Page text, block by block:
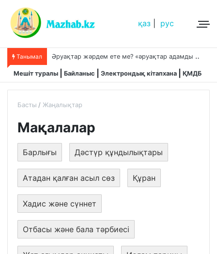
қаз рус
Танымал Ә
руақтар жәрдем ете ме? «әруақтар адамды қорғап жүреді»,-дейді сол рас па?
Мешіт туралы Байланыс Электрондық кітапхана ҚМДБ
Басты Жаңалықтар
Мақалалар
Барлығы Дәстүр құндылықтары
Атадан қалған асыл сөз Құран
Хадис және сүннет
Отбасы және бала тәрбиесі